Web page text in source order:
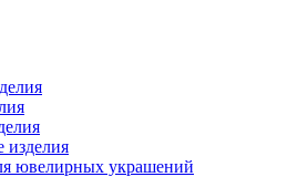
изделия
ювелирных украшений